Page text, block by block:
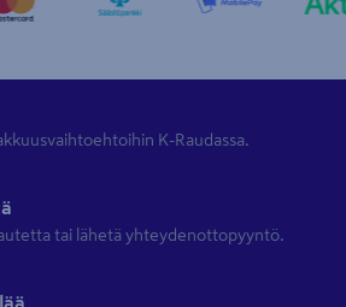
K-Raudassa.
tai lähetä yhteydenottopyyntö.